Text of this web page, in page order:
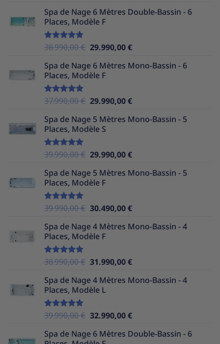
initial
était :
actuel
Spa de Nage 6 Mètres Double-Bassin - 6
Places, Modèle F
Note5.00
38.990,00€ Le
initial
était :
29.990,00€Le
actuel
Spa de Nage 6 Mètres Mono-Bassin - 6
Places, Modèle F
Note5.00
37.990,00€ Le
initial
était :
29.990,00€Le
actuel
Spa de Nage 5 Mètres Mono-Bassin - 5
Places, Modèle S
Note5.00
39.990,00€ Le
initial
était :
29.990,00€Le
actuel
Spa de Nage 5 Mètres Mono-Bassin - 5
Places, Modèle F
Note5.00
39.990,00€ Le
initial
était :
30.490,00€Le
actuel
Spa de Nage 4 Mètres Mono-Bassin - 4
Places, Modèle F
Note5.00
38.990,00€ Le
initial
était :
31.990,00€Le
actuel
Spa de Nage 4 Mètres Mono-Bassin - 4
Places, Modèle L
Note5.00
39.990,00€ Le
initial
32.990,00€Le
actuel
Spa de Nage 6 Mètres Double-Bassin - 6